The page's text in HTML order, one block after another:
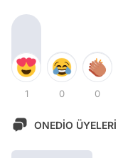
1 0 0
ONEDİO